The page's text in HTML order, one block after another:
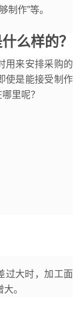
制作”等。
么样的？
用来安排采购的
使是能接受制作
里呢？
过大时，加工面
。